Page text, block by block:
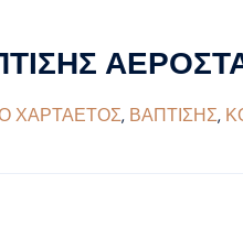
ΧΑΡΤΑΕΤΟΣ, ΒΑΠΤΙΣΗΣ,